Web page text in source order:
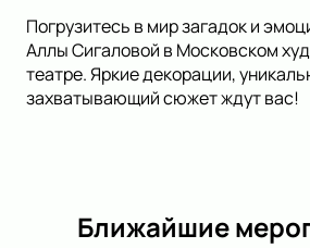
Погрузитесь в мир загадок и
Аллы Сигаловой в Московском
театре. Яркие декорации,
захватывающий сюжет ждут вас!
Ближайшие